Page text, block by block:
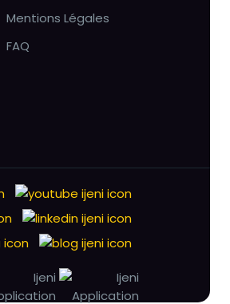
Mentions Légales
FAQ